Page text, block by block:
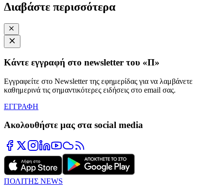
Διαβάστε περισσότερα
Κάντε εγγραφή στο newsletter του «Π»
Εγγραφείτε στο Newsletter της εφημερίδας για να λαμβάνετε
καθημερινά τις σημαντικότερες ειδήσεις στο email σας.
ΕΓΓΡΑΦΗ
Ακολουθήστε μας στα social media
ΠΟΛΙΤΗΣ NEWS